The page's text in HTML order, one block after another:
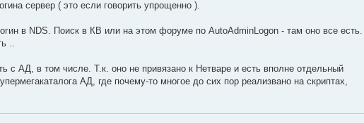
сервер ( это если говорить упрощенно ).
в NDS. Поиск в КВ или на этом форуме по AutoAdminLogon - там оно все есть.
..
с АД, в том числе. Т.к. оно не привязано к Нетваре и есть вполне отдельный
АД, где почему-то многое до сих пор реализвано на скриптах,